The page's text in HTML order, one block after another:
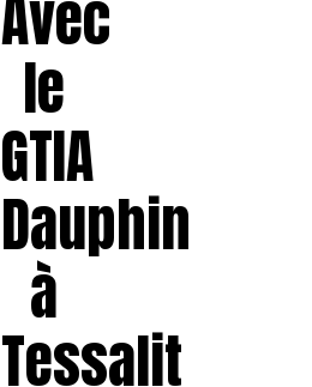
Avec
le
GTIA
Dauphin
à
Tessalit